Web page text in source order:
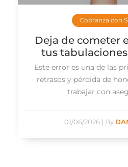
Cobranza con
Deja de cometer
tus
Este error es una de las
retrasos y pérdida de
trabajar con
01/06/2026 | By